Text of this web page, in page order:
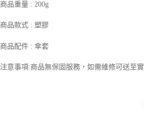
商品重量 : 200g
商品款式 : 塑膠
商品配件 : 傘套
注意事項:商品無保固服務，如需維修可送至